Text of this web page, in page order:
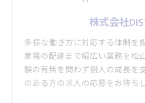
株式会社
多様な働き方に対応する体制を
家電の配達まで幅広い業務を松
験の有無を問わず個人の成長を
のある方の求人の応募をお待ち